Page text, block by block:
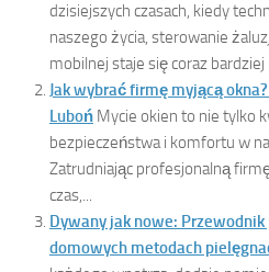
dzisiejszych czasach, kiedy
naszego życia, sterowanie
mobilnej staje się coraz bardziej
Jak wybrać firmę myjącą
Luboń Mycie okien to nie tylko
bezpieczeństwa i komfortu w
Zatrudniając profesjonalną
czas,...
Dywany jak nowe:
domowych metodach